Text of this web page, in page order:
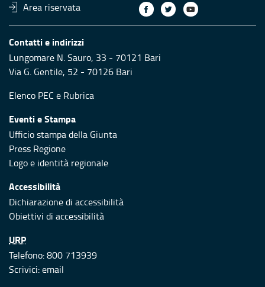
Area riservata
Contatti e indirizzi
Lungomare N. Sauro, 33 - 70121 Bari
Via G. Gentile, 52 - 70126 Bari
Elenco PEC e Rubrica
Eventi e Stampa
Ufficio stampa della Giunta
Press Regione
Logo e identità regionale
Accessibilità
Dichiarazione di accessibilità
Obiettivi di accessibilità
URP
Telefono: 800 713939
Scrivici:email